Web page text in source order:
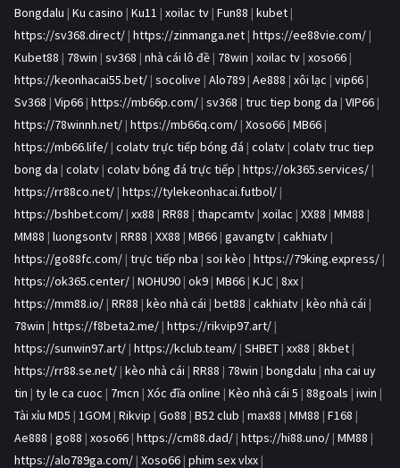
Bongdalu | Ku casino | Ku11 | xoilac tv | Fun88 | kubet |
https://sv368.direct/ | https://zinmanga.net | https://ee88vie.com/ |
Kubet88 | 78win | sv368 | nhà cái lô đề | 78win | xoilac tv | xoso66 |
https://keonhacai55.bet/ | socolive | Alo789 | Ae888 | xôi lạc | vip66 |
Sv368 | Vip66 | https://mb66p.com/ | sv368 | truc tiep bong da | VIP66 |
https://78winnh.net/ | https://mb66q.com/ | Xoso66 | MB66 |
https://mb66.life/ | colatv trực tiếp bóng đá | colatv | colatv truc tiep
bong da | colatv | colatv bóng đá trực tiếp | https://ok365.services/ |
https://rr88co.net/ | https://tylekeonhacai.futbol/ |
https://bshbet.com/ | xx88 | RR88 | thapcamtv | xoilac | XX88 | MM88 |
MM88 | luongsontv | RR88 | XX88 | MB66 | gavangtv | cakhiatv |
https://go88fc.com/ | trực tiếp nba | soi kèo | https://79king.express/ |
https://ok365.center/ | NOHU90 | ok9 | MB66 | KJC | 8xx |
https://mm88.io/ | RR88 | kèo nhà cái | bet88 | cakhiatv | kèo nhà cái |
78win | https://f8beta2.me/ | https://rikvip97.art/ |
https://sunwin97.art/ | https://kclub.team/ | SHBET | xx88 | 8kbet |
https://rr88.se.net/ | kèo nhà cái | RR88 | 78win | bongdalu | nha cai uy
tin | ty le ca cuoc | 7mcn | Xóc đĩa online | Kèo nhà cái 5 | 88goals | iwin |
Tài xỉu MD5 | 1GOM | Rikvip | Go88 | B52 club | max88 | MM88 | F168 |
Ae888 | go88 | xoso66 | https://cm88.dad/ | https://hi88.uno/ | MM88 |
https://alo789ga.com/ | Xoso66 | phim sex vlxx |